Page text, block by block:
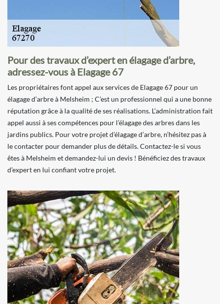
Pour des travaux d’expert en élagage d’arbre,
adressez-vous à Elagage 67
Les propriétaires font appel aux services de Elagage 67 pour un
élagage d’arbre à Melsheim ; C’est un professionnel qui a une bonne
réputation grâce à la qualité de ses réalisations. L’administration fait
appel aussi à ses compétences pour l’élagage des arbres dans les
jardins publics. Pour votre projet d’élagage d’arbre, n’hésitez pas à
le contacter pour demander plus de détails. Contactez-le si vous
êtes à Melsheim et demandez-lui un devis ! Bénéficiez des travaux
d’expert en lui confiant votre projet.